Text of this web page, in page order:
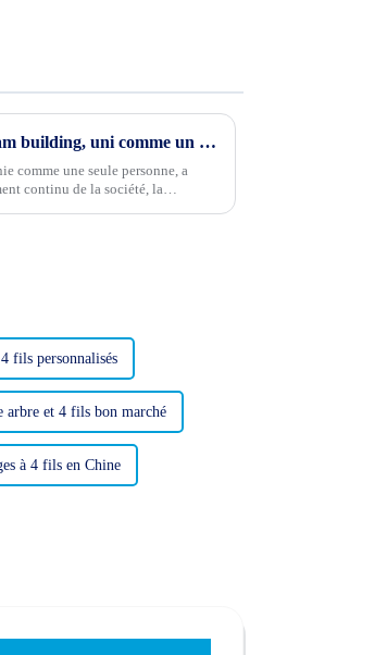
En octobre de l'automne doré, Haisheng team building, uni comme un seul
comme une seule personne, a
continu de la société, la
fils personnalisés
arbre et 4 fils bon marché
à 4 fils en Chine